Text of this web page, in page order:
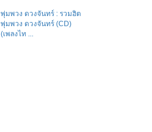
พุ่มพวง ดวงจันทร์ : รวมฮิต
พุ่มพวง ดวงจันทร์ (CD)
(เพลงไท ...